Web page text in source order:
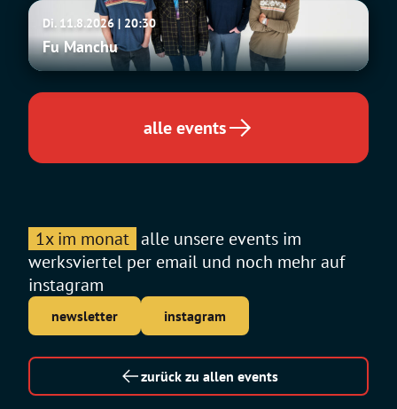
Fu
Manchu
Di. 11.8.2026 | 20:30
Fu Manchu
alle events
1x im monat alle unsere events im
werksviertel per email und noch mehr auf
instagram
newsletter instagram
zurück zu allen events